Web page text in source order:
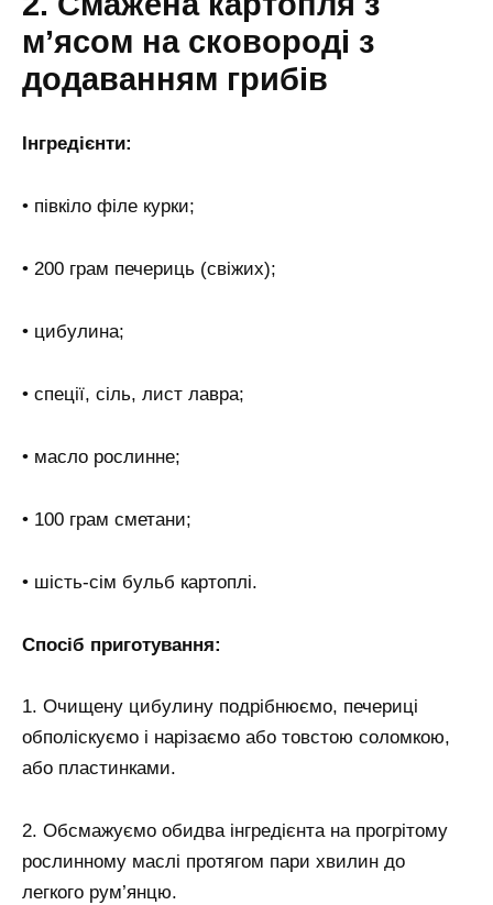
м’ясом на сковороді з
додаванням грибів
Інгредієнти:
• півкіло філе курки;
• 200 грам печериць (свіжих);
• цибулина;
• спеції, сіль, лист лавра;
• масло рослинне;
• 100 грам сметани;
• шість-сім бульб картоплі.
Спосіб приготування:
1. Очищену цибулину подрібнюємо, печериці
обполіскуємо і нарізаємо або товстою соломкою,
або пластинками.
2. Обсмажуємо обидва інгредієнта на прогрітому
рослинному маслі протягом пари хвилин до
легкого рум’янцю.